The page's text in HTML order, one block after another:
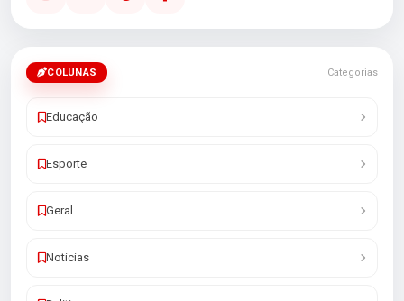
COLUNAS Categorias
Educação
Esporte
Geral
Noticias